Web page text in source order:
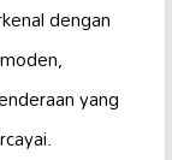
dengan
yang